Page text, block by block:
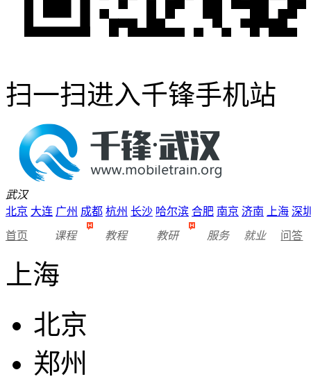
扫一扫进入千锋手机站
武汉
北京 大连 广州 成都 杭州 长沙 哈尔滨 合肥 南京 济南 上海 深
首页 课程 教程 教研 服务 就业 问答
上海
北京
郑州